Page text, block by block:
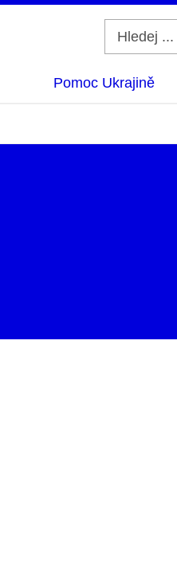
Pomoc Ukrajině